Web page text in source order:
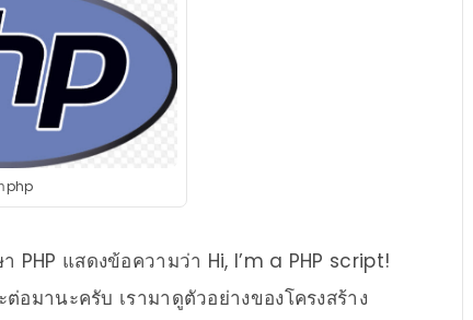
php
PHP แสดงข้อความว่า Hi, I’m a PHP script!
อมานะครับ เรามาดูตัวอย่างของโครงสร้าง